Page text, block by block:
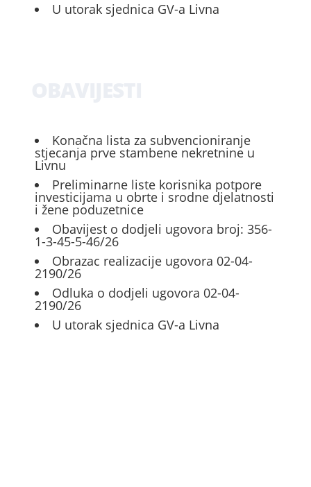
U utorak sjednica GV-a Livna
Konačna lista za subvencioniranje
stjecanja prve stambene nekretnine u
Livnu
Preliminarne liste korisnika potpore
investicijama u obrte i srodne djelatnosti
i žene poduzetnice
Obavijest o dodjeli ugovora broj: 356-
1-3-45-5-46/26
Obrazac realizacije ugovora 02-04-
2190/26
Odluka o dodjeli ugovora 02-04-
2190/26
U utorak sjednica GV-a Livna